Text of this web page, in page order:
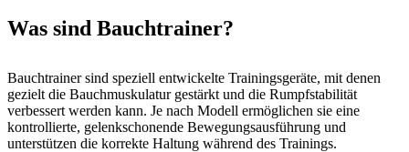
Was sind Bauchtrainer?
Bauchtrainer sind speziell entwickelte Trainingsgeräte, mit denen
gezielt die Bauchmuskulatur gestärkt und die Rumpfstabilität
verbessert werden kann. Je nach Modell ermöglichen sie eine
kontrollierte, gelenkschonende Bewegungsausführung und
unterstützen die korrekte Haltung während des Trainings.